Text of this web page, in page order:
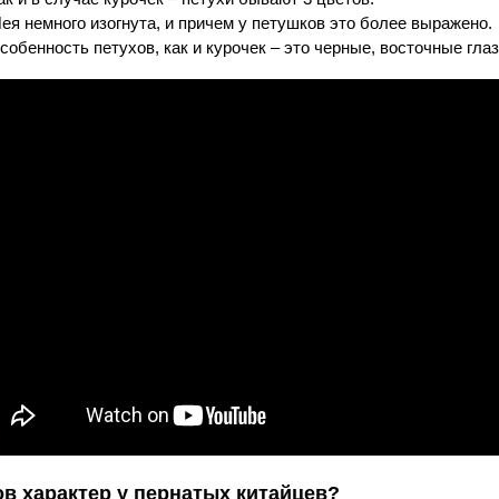
немного изогнута, и причем у петушков это более выражено.
петухов, как и курочек – это черные, восточные
характер у пернатых китайцев?